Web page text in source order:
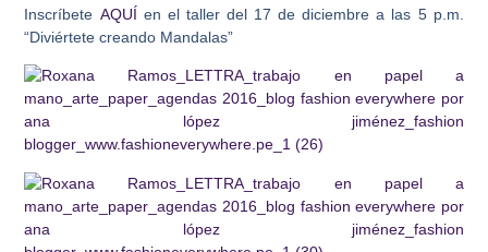
Inscríbete AQUÍ en el taller del 17 de diciembre a las 5 p.m.
“Diviértete creando Mandalas”